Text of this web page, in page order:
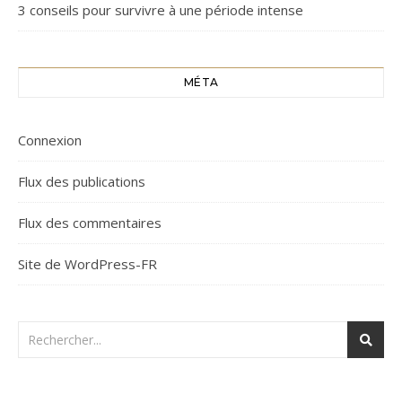
3 conseils pour survivre à une période intense
MÉTA
Connexion
Flux des publications
Flux des commentaires
Site de WordPress-FR